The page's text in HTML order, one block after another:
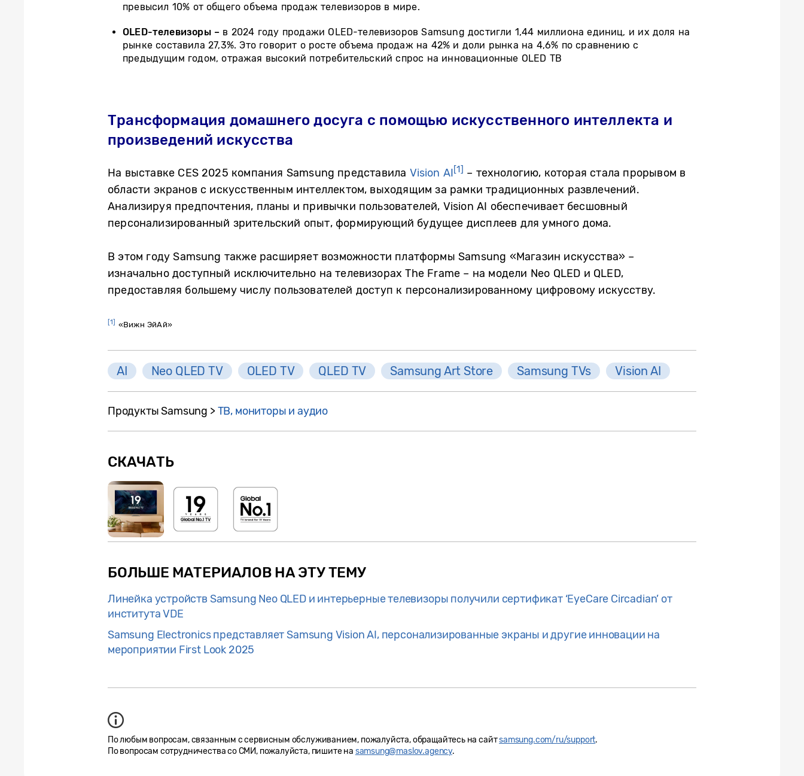
превысил 10% от общего объема продаж телевизоров в мире.
OLED-телевизоры – в 2024 году продажи OLED-телевизоров Samsung достигли 1,44 миллиона единиц, и их доля на
рынке составила 27,3%. Это говорит о росте объема продаж на 42% и доли рынка на 4,6% по сравнению с
предыдущим годом, отражая высокий потребительский спрос на инновационные OLED ТВ
Трансформация домашнего досуга с помощью искусственного интеллекта и
произведений искусства
На выставке CES 2025 компания Samsung представила Vision AI[1] – технологию, которая стала прорывом в
области экранов с искусственным интеллектом, выходящим за рамки традиционных развлечений.
Анализируя предпочтения, планы и привычки пользователей, Vision AI обеспечивает бесшовный
персонализированный зрительский опыт, формирующий будущее дисплеев для умного дома.
В этом году Samsung также расширяет возможности платформыSamsung «Магазин искусства» –
изначально доступный исключительно на телевизорах The Frame – на модели Neo QLED и QLED,
предоставляя большему числу пользователей доступ к персонализированному цифровому искусству.
[1] «Вижн ЭйАй»
AI Neo QLED TV OLED TV QLED TV Samsung Art Store Samsung TVs Vision AI
Продукты Samsung >ТВ, мониторы и аудио
СКАЧАТЬ
БОЛЬШЕ МАТЕРИАЛОВ НА ЭТУ ТЕМУ
Линейка устройств Samsung Neo QLED и интерьерные телевизоры получили сертификат ‘EyeCare Circadian’ от
института VDE
Samsung Electronics представляет Samsung Vision AI, персонализированные экраны и другие инновации на
мероприятии First Look 2025
По любым вопросам, связанным с сервисным обслуживанием, пожалуйста, обращайтесь на сайтsamsung.com/ru/support.
По вопросам сотрудничества со СМИ, пожалуйста, пишите на samsung@maslov.agency.